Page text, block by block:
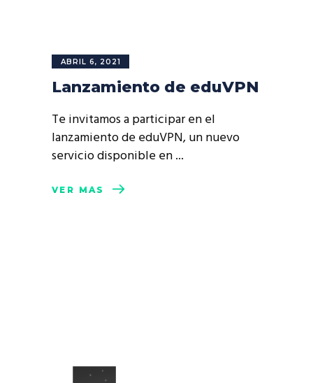
ABRIL 6, 2021
Lanzamiento de eduVPN
Te invitamos a participar en el
lanzamiento de eduVPN, un nuevo
servicio disponible en
VER MÁS